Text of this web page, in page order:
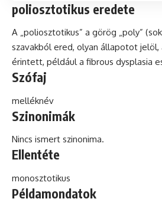
poliosztotikus eredete
A „poliosztotikus” a görög „poly”
szavakból ered, olyan állapotot
érintett, például a fibrous dysplasia
Szófaj
melléknév
Szinonimák
Nincs ismert szinonima.
Ellentéte
monosztotikus
Példamondatok